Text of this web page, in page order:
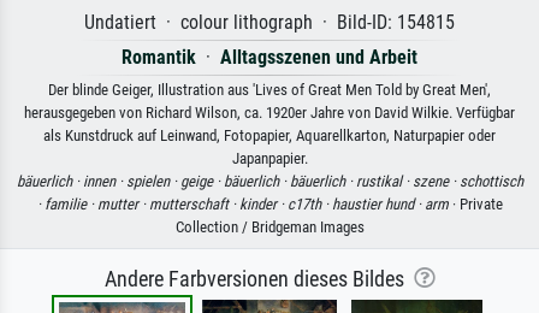
Undatiert · colour lithograph · Bild-ID: 154815
Romantik · Alltagsszenen und Arbeit
Der blinde Geiger, Illustration aus 'Lives of Great Men Told by Great Men',
herausgegeben von Richard Wilson, ca. 1920er Jahre von David Wilkie. Verfügbar
als Kunstdruck auf Leinwand, Fotopapier, Aquarellkarton, Naturpapier oder
Japanpapier.
bäuerlich · innen · spielen · geige · bäuerlich · bäuerlich · rustikal · szene · schottisch
· familie · mutter · mutterschaft · kinder · c17th · haustier hund · arm· Private
Collection / Bridgeman Images
Andere Farbversionen dieses Bildes